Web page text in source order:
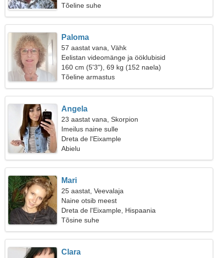
Tõeline suhe
Paloma
57 aastat vana, Vähk
Eelistan videomänge ja ööklubisid
160 cm (5'3"), 69 kg (152 naela)
Tõeline armastus
Angela
23 aastat vana, Skorpion
Imeilus naine sulle
Dreta de l'Eixample
Abielu
Mari
25 aastat, Veevalaja
Naine otsib meest
Dreta de l'Eixample, Hispaania
Tõsine suhe
Clara